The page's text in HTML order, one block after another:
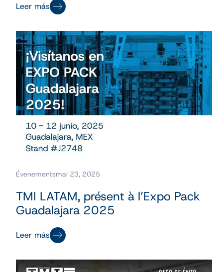
Leer más
Évenementsmai 23, 2025
TMI LATAM, présent à l’Expo Pack
Guadalajara 2025
Leer más